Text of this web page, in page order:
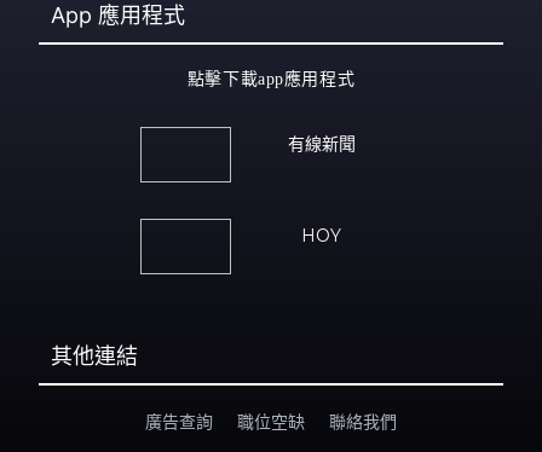
App 應用程式
點擊下載app應用程式
有線新聞
HOY
其他連結
廣告查詢 職位空缺 聯絡我們